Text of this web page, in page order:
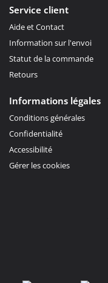
Service client
Aide et Contact
Information sur l'envoi
Statut de la commande
Retours
Informations légales
Conditions générales
Confidentialité
Accessibilité
Gérer les cookies